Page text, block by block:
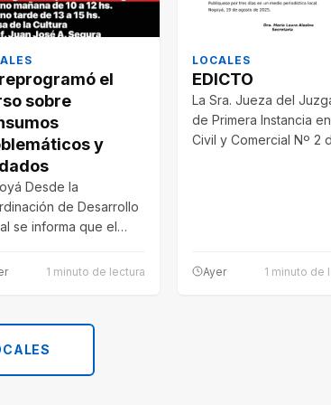
el
sobre
y
Desde la
de Desarrollo
se informa que el
y Cuidados
1 minuto de lectura
LOCALES
EDICTO
La Sra. Jueza del
de Primera Instancia
Civil y Comercial Nº 2
Ayer 1 minuto de